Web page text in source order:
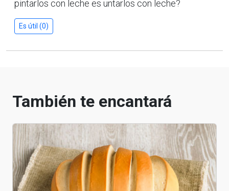
pintarlos con leche es untarlos con leche?
Es útil (0)
También te encantará